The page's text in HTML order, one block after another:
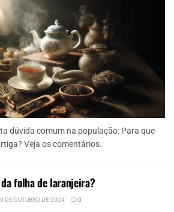
dúvida comum na população: Para que
Veja os comentários.
folha de laranjeira?
DE OUTUBRO DE 2024 0